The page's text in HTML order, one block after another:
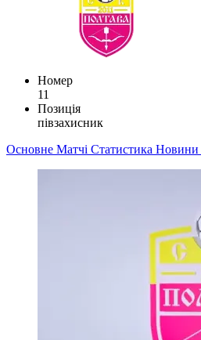
Номер
11
Позиція
півзахисник
Основне Матчі Статистика Новини